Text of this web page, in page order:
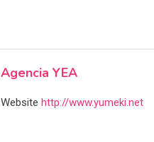
Agencia YEA
Website http://www.yumeki.net